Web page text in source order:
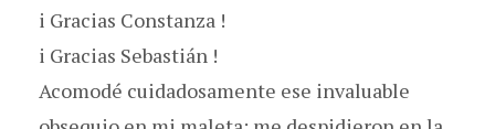
i Gracias Constanza !
i Gracias Sebastián !
Acomodé cuidadosamente ese invaluable